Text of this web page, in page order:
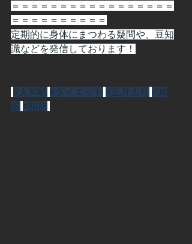
＝＝＝＝＝＝＝＝＝＝＝＝＝＝＝＝＝
＝＝＝＝＝＝＝＝＝＝
定期的に身体にまつわる疑問や、豆知
識などを発信しております！
#大和駅 #ダイエット #正月太り #減
量 #脂肪